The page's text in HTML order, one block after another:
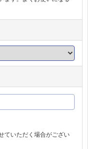
ていただく場合がござい